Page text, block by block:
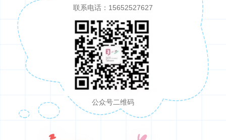
联系电话：15652527627
公众号二维码